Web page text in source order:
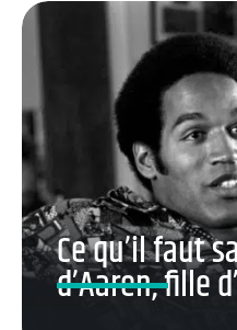
Ce qu’il faut
d’Aaren, fille